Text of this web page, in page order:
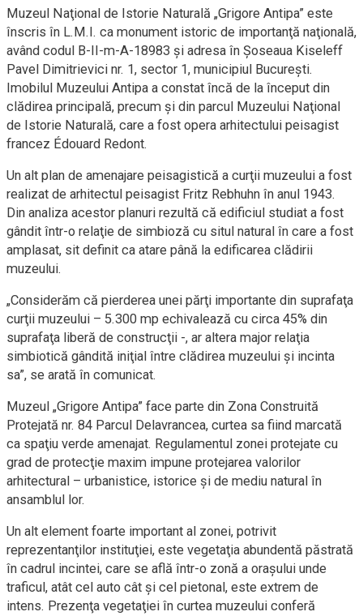
Muzeul Naţional de Istorie Naturală „Grigore Antipa” este
înscris în L.M.I. ca monument istoric de importanţă naţională,
având codul B-II-m-A-18983 şi adresa în Şoseaua Kiseleff
Pavel Dimitrievici nr. 1, sector 1, municipiul Bucureşti.
Imobilul Muzeului Antipa a constat încă de la început din
clădirea principală, precum şi din parcul Muzeului Naţional
de Istorie Naturală, care a fost opera arhitectului peisagist
francez Édouard Redont.
Un alt plan de amenajare peisagistică a curţii muzeului a fost
realizat de arhitectul peisagist Fritz Rebhuhn în anul 1943.
Din analiza acestor planuri rezultă că edificiul studiat a fost
gândit într-o relaţie de simbioză cu situl natural în care a fost
amplasat, sit definit ca atare până la edificarea clădirii
muzeului.
„Considerăm că pierderea unei părţi importante din suprafaţa
curţii muzeului – 5.300 mp echivalează cu circa 45% din
suprafaţa liberă de construcţii -, ar altera major relaţia
simbiotică gândită iniţial între clădirea muzeului şi incinta
sa”, se arată în comunicat.
Muzeul „Grigore Antipa” face parte din Zona Construită
Protejată nr. 84 Parcul Delavrancea, curtea sa fiind marcată
ca spaţiu verde amenajat. Regulamentul zonei protejate cu
grad de protecţie maxim impune protejarea valorilor
arhitectural – urbanistice, istorice şi de mediu natural în
ansamblul lor.
Un alt element foarte important al zonei, potrivit
reprezentanţilor instituţiei, este vegetaţia abundentă păstrată
în cadrul incintei, care se află într-o zonă a oraşului unde
traficul, atât cel auto cât şi cel pietonal, este extrem de
intens. Prezenţa vegetaţiei în curtea muzeului conferă